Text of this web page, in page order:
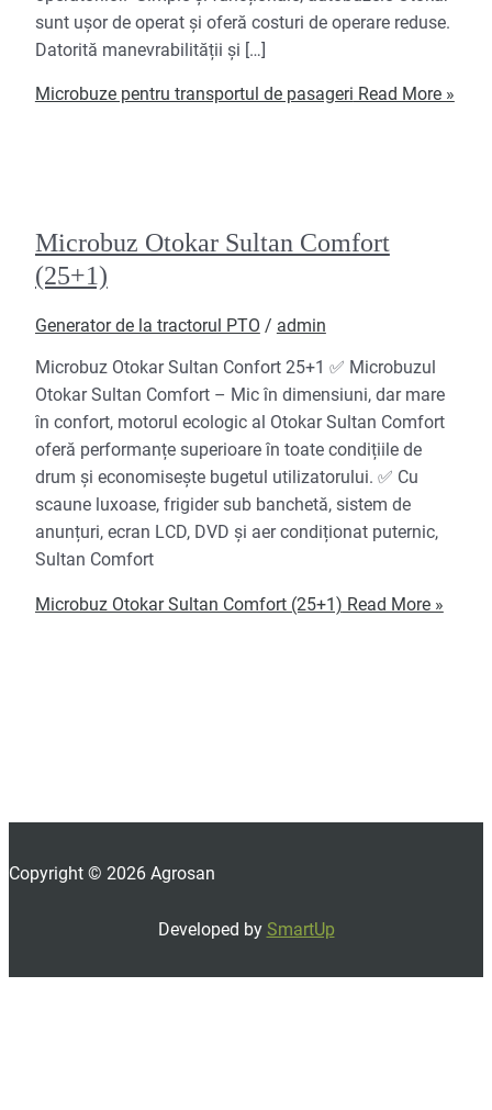
sunt ușor de operat și oferă costuri de operare reduse.
Datorită manevrabilității și […]
Microbuze pentru transportul de pasageri Read More »
Microbuz Otokar Sultan Comfort
(25+1)
Generator de la tractorul PTO / admin
Microbuz Otokar Sultan Confort 25+1 ✅ Microbuzul
Otokar Sultan Comfort – Mic în dimensiuni, dar mare
în confort, motorul ecologic al Otokar Sultan Comfort
oferă performanțe superioare în toate condițiile de
drum și economisește bugetul utilizatorului. ✅ Cu
scaune luxoase, frigider sub banchetă, sistem de
anunțuri, ecran LCD, DVD și aer condiționat puternic,
Sultan Comfort
Microbuz Otokar Sultan Comfort (25+1) Read More »
Copyright © 2026 Agrosan
Developed by SmartUp